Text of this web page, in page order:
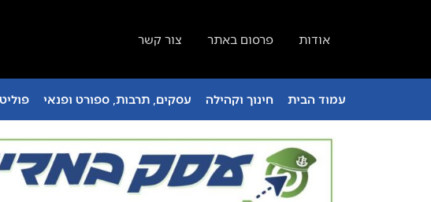
אודות פרסום באתר צור קשר
עמוד הבית חינוך וקהילה עסקים, תרבות, ספורט ופנאי